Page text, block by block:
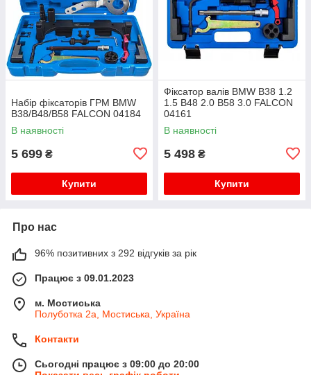
Набір фіксаторів ГРМ BMW
B38/B48/B58 FALCON 04184
В наявності
5 699 ₴
Купити
Фіксатор валів BMW B38 1.2
1.5 B48 2.0 B58 3.0 FALCON
04161
В наявності
5 498 ₴
Купити
Про нас
96% позитивних з 292 відгуків за рік
Працює з 09.01.2023
м. Мостиська
Полуботка 2а, Мостиська, Україна
Контакти
Сьогодні працює з 09:00 до 20:00